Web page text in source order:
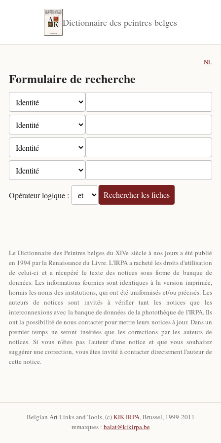
Dictionnaire des peintres belges
NL
Formulaire de recherche
Opérateur logique : Rechercher les fiches
Le Dictionnaire des Peintres belges du XIVe siècle à nos jours a été publié
en 1994 par la Renaissance du Livre. L'IRPA a racheté les droits d'utilisation
de celui-ci et a récupéré le texte des notices sous forme de banque de
données. Les informations fournies sont identiques à la version imprimée,
hormis les noms des institutions, qui ont été uniformisés et/ou précisés. Les
auteurs de notices sont invités à vérifier tant les notices que les
interconnexions avec la banque de données de la photothèque de l'IRPA. Ils
ont la possibilité de nous contacter pour mettre leurs notices à jour. Dans un
premier temps ne seront insérées que les corrections par les auteurs de
notices. Si vous n'êtes pas l'auteur d'une notice et que vous souhaitez
suggérer une correction, vous êtes invité à contacter directement l'auteur de
cette notice.
Belgian Art Links and Tools, (c)KIK-IRPA, Brussel, 1999-2011
remarques : balat@kikirpa.be